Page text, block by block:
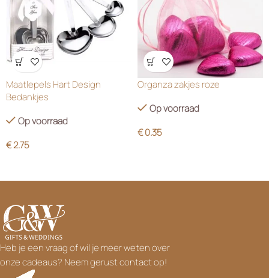
Wensenlijst
Maatlepels Hart Design
Bedankjes
Op voorraad
€2.75
Wensenlijst
Organza zakjes roze
Op voorraad
€0.35
Heb je een vraag of wil je meer weten over
onze cadeaus? Neem gerust contact op!